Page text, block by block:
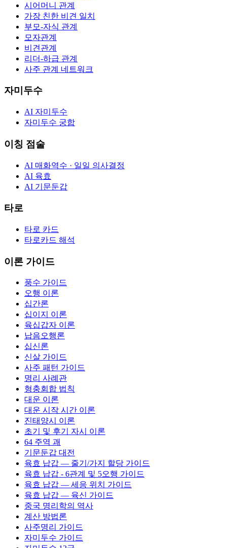
시어머니 관계
가장 친한 비견 일치
부모-자식 관계
모자관계
비견관계
리더-하급 관계
사주 관계 네트워크
자미두수
AI 자미두수
자미두수 궁합
이칭 점술
AI 매화역수 · 일일 의사결정
AI 육효
AI 기문둔갑
타로
타로 카드
타로카드 해석
이론 가이드
풍수 가이드
오행 이론
십간론
십이지 이론
육십갑자 이론
납음오행론
십신론
신살 가이드
사주 패턴 가이드
명리 사례관
형충회합 법칙
대운 이론
대운 시작 시간 이론
진태양시 이론
초기 및 후기 자시 이론
64 주역 괘
기문둔갑 대전
육효 납갑 — 줄기/가지 할당 가이드
육효 납갑 - 6관계 및 5오행 가이드
육효 납갑 — 세응 위치 가이드
육효 납갑 — 육신 가이드
중국 명리학의 역사
계산 방법론
사주명리 가이드
자미두수 가이드